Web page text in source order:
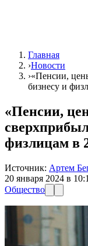
Главная
›Новости
›«Пенсии,
бизнесу и
«Пенсии,
физлицам в
Источник: Артем
20 января 2024 в
Общество